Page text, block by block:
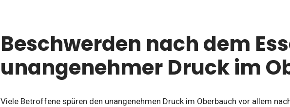
Beschwerden nach dem
unangenehmer Druck im
Viele Betroffene spüren den unangenehmen Druck im Oberbauch vor allem